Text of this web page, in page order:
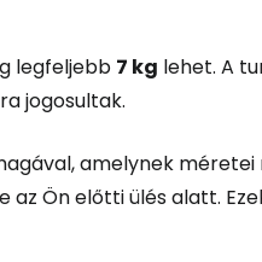
legfeljebb 7 kg lehet. A
jogosultak.
amelynek méretei
Ön előtti ülés alatt.